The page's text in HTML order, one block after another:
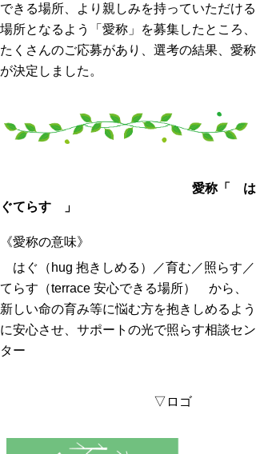
できる場所、より親しみを持っていただける
場所となるよう「愛称」を募集したところ、
たくさんのご応募があり、選考の結果、愛称
が決定しました。
愛称「 は
ぐてらす 」
《愛称の意味》
はぐ（hug 抱きしめる）／育む／照らす／
てらす（terrace 安心できる場所） から、
新しい命の育み等に悩む方を抱きしめるよう
に安心させ、サポートの光で照らす相談セン
ター
▽ロゴ